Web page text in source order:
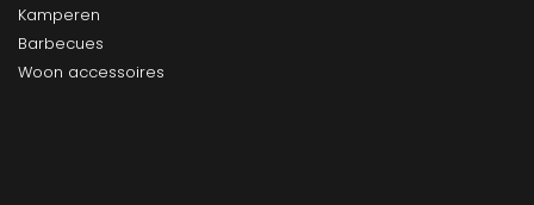
Kamperen
Barbecues
Woon accessoires